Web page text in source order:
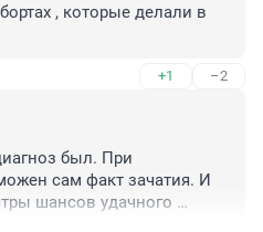
, которые делали в
+1 –2
был. При
сам факт зачатия. И
шансов удачного